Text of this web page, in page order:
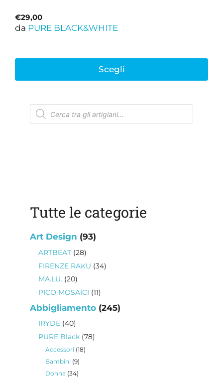
€29,00
da PURE BLACK&WHITE
Scegli
Ricerca
prodotti
Tutte le categorie
Art Design 9393
ARTBEAT 2828
prodotti
FIRENZE RAKU 3434
MA.LU. 2020
prodotti
PICO MOSAICI 1111
Abbigliamento 245245
IRYDE 4040
prodotti
PURE Black 7878
Accessori 1818
Bambini 99
prodotti
Donna 3434